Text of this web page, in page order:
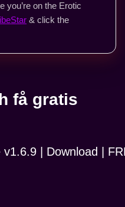
you’re on the Erotic
& click the
få gratis
| Download |